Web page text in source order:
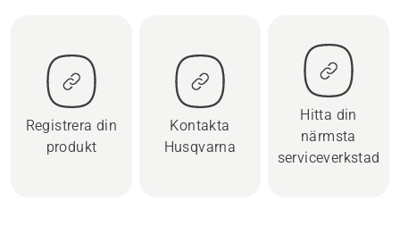
Registrera din
produkt
Kontakta
Husqvarna
Hitta din
närmsta
serviceverkstad